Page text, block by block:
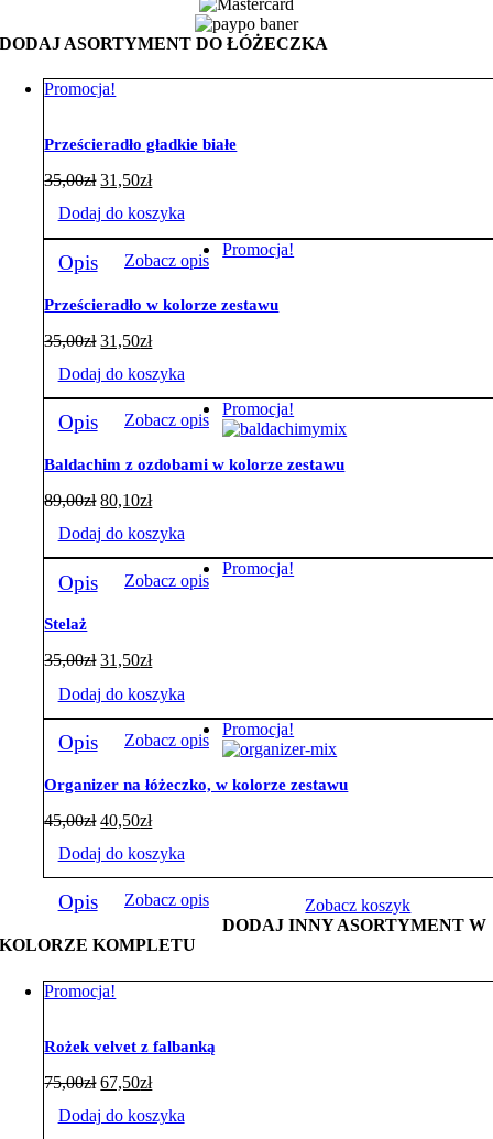
DODAJ ASORTYMENT DO ŁÓŻECZKA
Promocja!
Prześcieradło gładkie białe
35,00zł 31,50zł
Dodaj do koszyka
Opis Zobacz opis
Promocja!
Prześcieradło w kolorze zestawu
35,00zł 31,50zł
Dodaj do koszyka
Opis Zobacz opis
Promocja!
Baldachim z ozdobami w kolorze zestawu
89,00zł 80,10zł
Dodaj do koszyka
Opis Zobacz opis
Promocja!
Stelaż
35,00zł 31,50zł
Dodaj do koszyka
Opis Zobacz opis
Promocja!
Organizer na łóżeczko, w kolorze zestawu
45,00zł 40,50zł
Dodaj do koszyka
Opis Zobacz opis
Zobacz koszyk
DODAJ INNY ASORTYMENT W
KOLORZE KOMPLETU
Promocja!
Rożek velvet z falbanką
75,00zł 67,50zł
Dodaj do koszyka